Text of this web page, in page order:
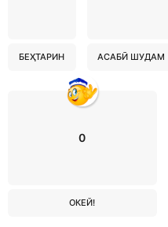
БЕҲТАРИН АСАБӢ ШУДАМ
0
ОКЕЙ!